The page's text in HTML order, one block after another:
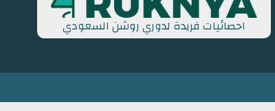
احصائيات فريدة لدوري روشن السعودي